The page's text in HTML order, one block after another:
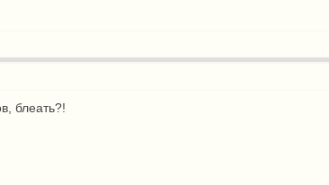
блеать?!